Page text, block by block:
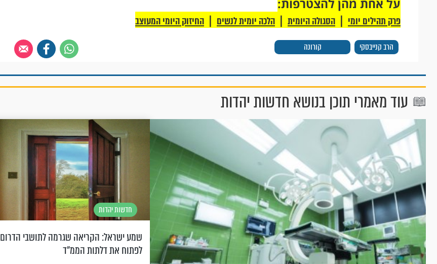
הרב קנייבסקי קורונה
על אחת מהן להצטרפות:
פרק תהילים יומי | הסגולה היומית | הלכה יומית לנשים | החיזוק היומי המעוצב
עוד מאמרי תוכן בנושא חדשות יהדות
חדשות יהדות
שמע ישראל: הקריאה שגרמה לתושבי הדרום
לפתוח את דלתות הממ"ד